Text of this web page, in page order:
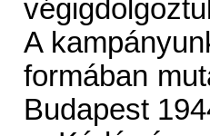
A
formában
Budapest